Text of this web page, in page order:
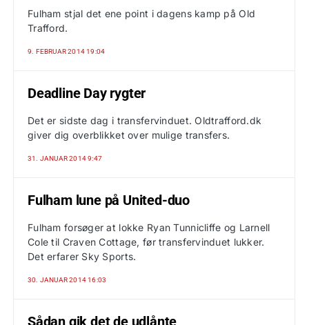
Fulham stjal det ene point i dagens kamp på Old
Trafford.
9. FEBRUAR 2014 19:04
Deadline Day rygter
Det er sidste dag i transfervinduet. Oldtrafford.dk
giver dig overblikket over mulige transfers.
31. JANUAR 2014 9:47
Fulham lune på United-duo
Fulham forsøger at lokke Ryan Tunnicliffe og Larnell
Cole til Craven Cottage, før transfervinduet lukker.
Det erfarer Sky Sports.
30. JANUAR 2014 16:03
Sådan gik det de udlånte